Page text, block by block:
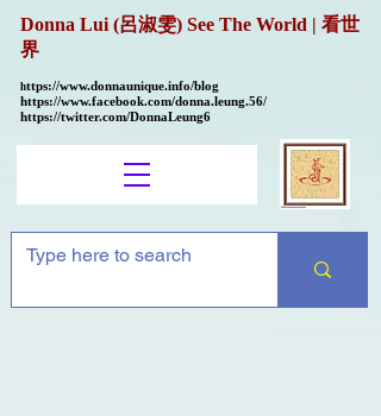
Donna Lui (呂淑雯) See The World | 看世
界
https://www.donnaunique.info/blog
https://www.facebook.com/donna.leung.56/
https://twitter.com/DonnaLeung6